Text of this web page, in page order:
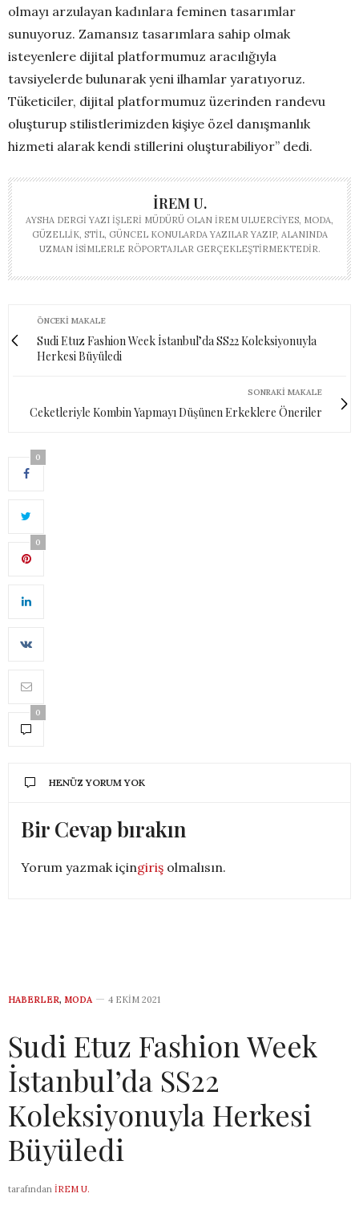
olmayı arzulayan kadınlara feminen tasarımlar
sunuyoruz. Zamansız tasarımlara sahip olmak
isteyenlere dijital platformumuz aracılığıyla
tavsiyelerde bulunarak yeni ilhamlar yaratıyoruz.
Tüketiciler, dijital platformumuz üzerinden randevu
oluşturup stilistlerimizden kişiye özel danışmanlık
hizmeti alarak kendi stillerini oluşturabiliyor” dedi.
İREM U.
AYSHA DERGI YAZI İŞLERI MÜDÜRÜ OLAN İREM ULUERCIYES, MODA,
GÜZELLIK, STIL, GÜNCEL KONULARDA YAZILAR YAZIP, ALANINDA
UZMAN ISIMLERLE RÖPORTAJLAR GERÇEKLEŞTIRMEKTEDIR.
ÖNCEKI MAKALE
Sudi Etuz Fashion Week İstanbul’da SS22 Koleksiyonuyla
Herkesi Büyüledi
SONRAKI MAKALE
Ceketleriyle Kombin Yapmayı Düşünen Erkeklere Öneriler
0
0
0
HENÜZ YORUM YOK
Bir Cevap bırakın
Yorum yazmak içingiriş olmalısın.
HABERLER, MODA 4 EKIM 2021
Sudi Etuz Fashion Week
İstanbul’da SS22
Koleksiyonuyla Herkesi
Büyüledi
tarafından İREM U.